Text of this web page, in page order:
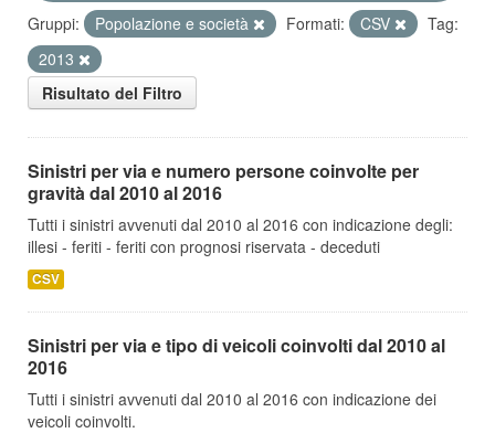
Gruppi:
Popolazione e società Formati: CSV
Tag:
2013
Risultato del Filtro
Sinistri per via e numero persone coinvolte per
gravità dal 2010 al 2016
Tutti i sinistri avvenuti dal 2010 al 2016 con indicazione degli:
illesi - feriti - feriti con prognosi riservata - deceduti
CSV
Sinistri per via e tipo di veicoli coinvolti dal 2010 al
2016
Tutti i sinistri avvenuti dal 2010 al 2016 con indicazione dei
veicoli coinvolti.